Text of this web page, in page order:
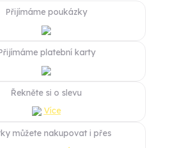
Přijímáme poukázky
platební karty
Řekněte si o slevu
Více
můžete nakupovat i přes